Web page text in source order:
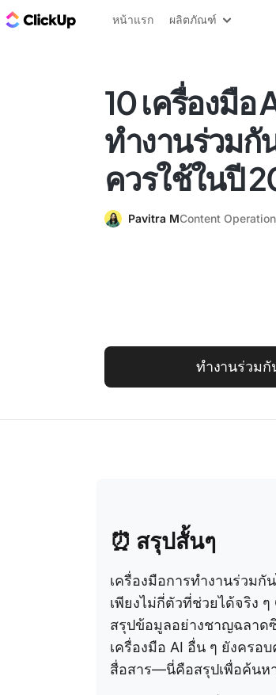
บล็อก ClickUp
หน้าแรก ผลิตภัณฑ์
10 เครื่องมือ
ทำงานร่วม
ควรใช้ในปี
Pavitra MContent
ทำงานร่วม
⏰ สรุปสั้นๆ
เครื่องมือการทำงานร่วม
เพียงไม่กี่ตัวที่ช่วยได้จริง
สรุปข้อมูลอย่างชาญฉลาด
เครื่องมือ AI อื่น ๆ ยังคร
สื่อสาร—นี่คือสรุปเพื่อค้นห